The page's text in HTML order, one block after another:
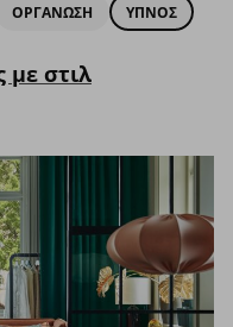
ΟΡΓΑΝΩΣΗ ΥΠΝΟΣ
με στιλ